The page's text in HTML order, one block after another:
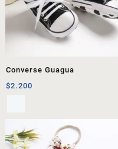
Converse Guagua
$2.200